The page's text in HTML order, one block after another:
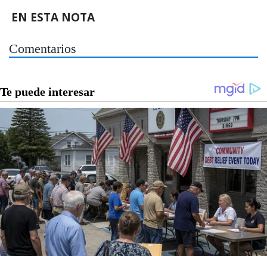
EN ESTA NOTA
Comentarios